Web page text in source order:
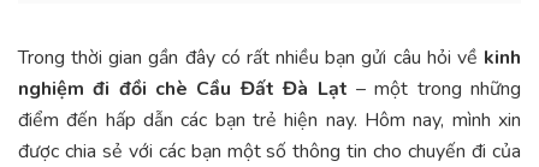
Trong thời gian gần đây có rất nhiều bạn gửi câu hỏi về kinh
nghiệm đi đồi chè Cầu Đất Đà Lạt – một trong những
điểm đến hấp dẫn các bạn trẻ hiện nay. Hôm nay, mình xin
được chia sẻ với các bạn một số thông tin cho chuyến đi của